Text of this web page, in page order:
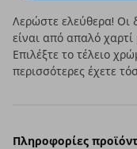
Λερώστε ελεύθερα! Οι
είναι από απαλό
Επιλέξτε το τέλειο
περισσότερες έχετε
Πληροφορίες